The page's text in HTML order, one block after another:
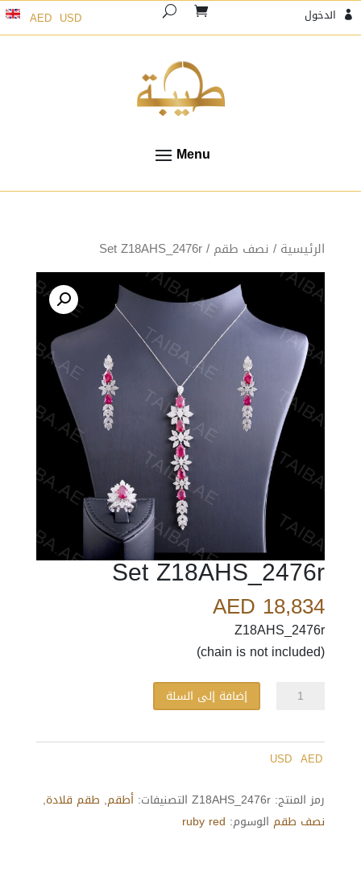
 الدخول AED USD
الرئيسية / نصف طقم / Set Z18AHS_2476r
Set Z18AHS_2476r
AED 18,834
Z18AHS_2476r
(chain is not included)
كمية
Z18AHS_2476r
إضافة إلى السلة
AED
USD
رمز المنتج: Z18AHS_2476r التصنيفات: أطقم, طقم قلادة,
نصف طقم الوسوم: ruby red